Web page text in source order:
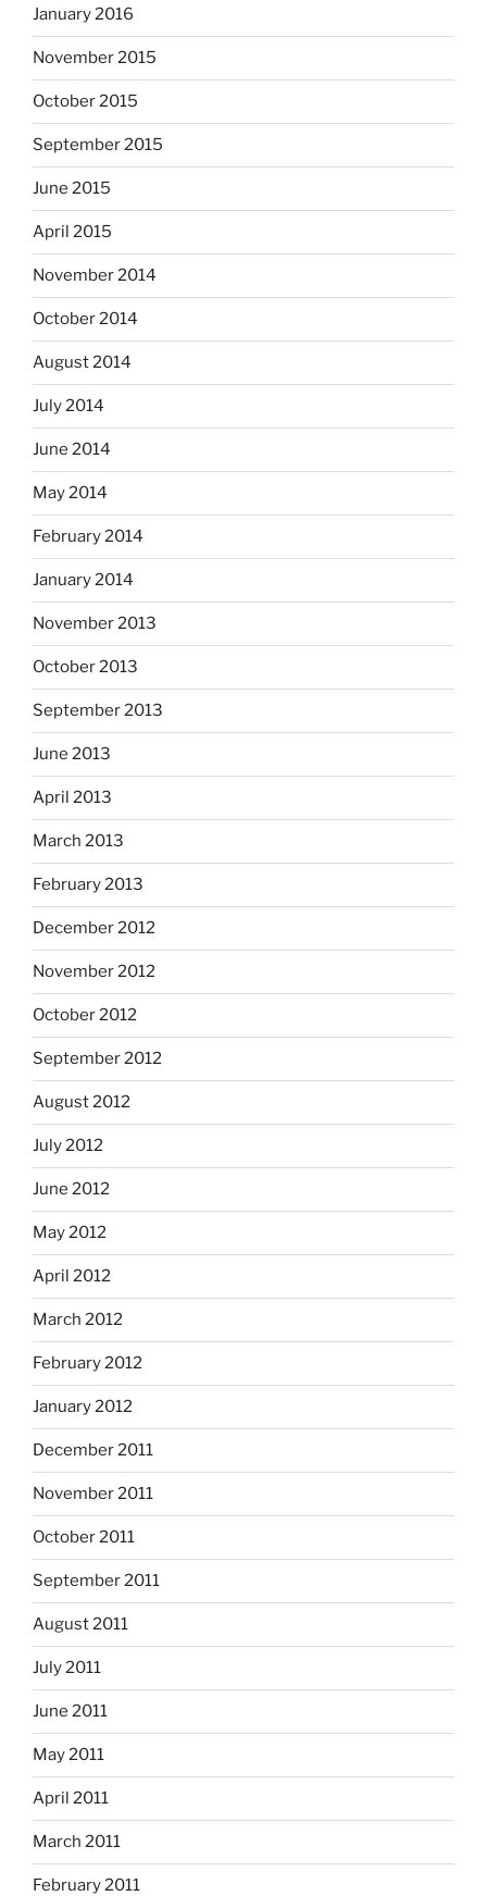
January 2016
November 2015
October 2015
September 2015
June 2015
April 2015
November 2014
October 2014
August 2014
July 2014
June 2014
May 2014
February 2014
January 2014
November 2013
October 2013
September 2013
June 2013
April 2013
March 2013
February 2013
December 2012
November 2012
October 2012
September 2012
August 2012
July 2012
June 2012
May 2012
April 2012
March 2012
February 2012
January 2012
December 2011
November 2011
October 2011
September 2011
August 2011
July 2011
June 2011
May 2011
April 2011
March 2011
February 2011